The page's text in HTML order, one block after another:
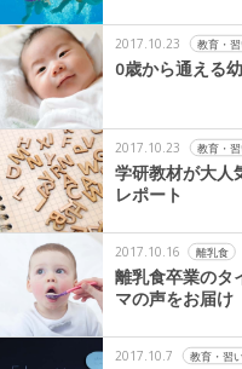
2017.10.23 教育・
0歳から通える
2017.10.23 教育・
学研教材が大人
レポート
2017.10.16 離乳食
離乳食卒業のタ
マの声をお届け
2017.10.7 教育・習